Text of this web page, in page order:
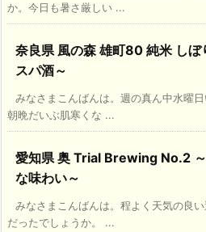
か。今日も暑さ厳しい ...
奈良県 風の森 雄町80 純米 し
スパ酒～
みなさまこんばんは。週の真ん中水曜日
朝晩だいぶ肌寒くな ...
愛知県 奥 Trial Brewing No.2
な味わい～
みなさまこんばんは。程よく天気の良
だったでしょうか。 ...